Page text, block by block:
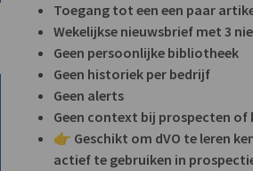
Toegang tot een een paar
Wekelijkse nieuwsbrief met 3
Geen persoonlijke bibliotheek
Geen historiek per bedrijf
Geen alerts
Geen context bij prospecten of
👉 Geschikt om dVO te leren
actief te gebruiken in